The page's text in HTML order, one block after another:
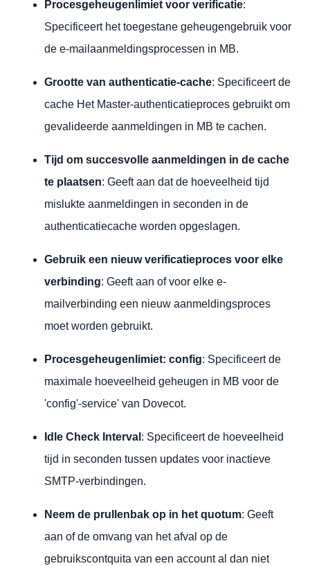
Procesgeheugenlimiet voor verificatie:
Specificeert het toegestane geheugengebruik voor
de e-mailaanmeldingsprocessen in MB.
Grootte van authenticatie-cache: Specificeert de
cache Het Master-authenticatieproces gebruikt om
gevalideerde aanmeldingen in MB te cachen.
Tijd om succesvolle aanmeldingen in de cache
te plaatsen: Geeft aan dat de hoeveelheid tijd
mislukte aanmeldingen in seconden in de
authenticatiecache worden opgeslagen.
Gebruik een nieuw verificatieproces voor elke
verbinding: Geeft aan of voor elke e-
mailverbinding een nieuw aanmeldingsproces
moet worden gebruikt.
Procesgeheugenlimiet: config: Specificeert de
maximale hoeveelheid geheugen in MB voor de
'config'-service' van Dovecot.
Idle Check Interval : Specificeert de hoeveelheid
tijd in seconden tussen updates voor inactieve
SMTP-verbindingen.
Neem de prullenbak op in het quotum: Geeft
aan of de omvang van het afval op de
gebruikscontquita van een account al dan niet